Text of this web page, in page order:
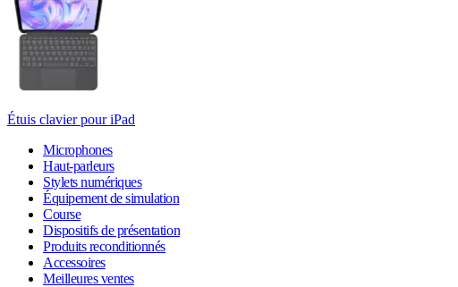
Étuis clavier pour iPad
Microphones
Haut-parleurs
Stylets numériques
Équipement de simulation
Course
Dispositifs de présentation
Produits reconditionnés
Accessoires
Meilleures ventes